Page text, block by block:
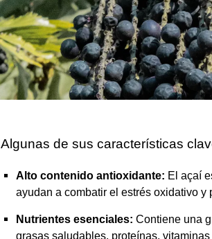
Algunas de sus características
Alto contenido antioxidante: El açaí
ayudan a combatir el estrés oxidativo y
Nutrientes esenciales: Contiene una
grasas saludables, proteínas,